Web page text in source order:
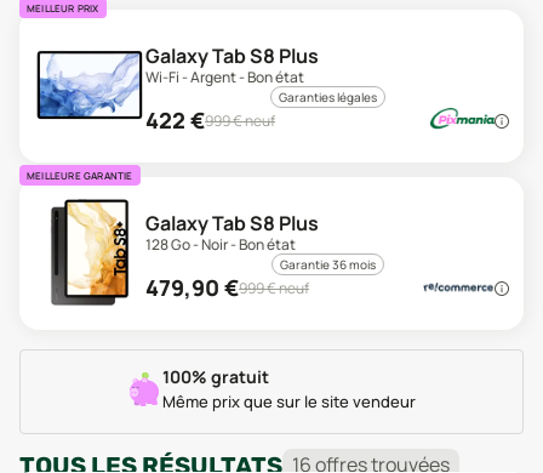
MEILLEUR PRIX
Galaxy Tab S8 Plus
Wi-Fi - Argent - Bon état
Garanties légales
422 €999€ neuf
MEILLEURE GARANTIE
Galaxy Tab S8 Plus
128 Go - Noir - Bon état
Garantie 36 mois
479,90 €999€ neuf
100% gratuit
Même prix que sur le site vendeur
TOUS LES RÉSULTATS 16offrestrouvées